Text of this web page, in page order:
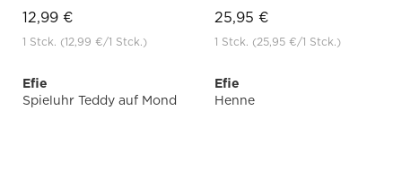
12,99 €
1 Stck. (12,99 €/1 Stck.)
25,95 €
1 Stck. (25,95 €/1 Stck.)
Efie
Spieluhr Teddy auf Mond
Efie
Henne